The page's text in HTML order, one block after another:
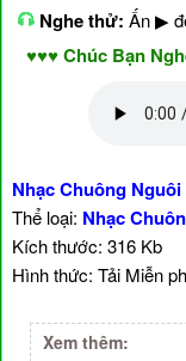
Nghe thử: Ấn ▶
Chúc Bạn Nghe
Nhạc Chuông
Thể loại: Nhạc
Kích thước: 316 Kb
Hình thức: Tải Miễn
Xem thêm: